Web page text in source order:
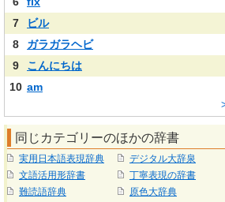
7
ビル
8
ガラガラヘビ
9
こんにちは
10 am
同じカテゴリーのほかの辞書
実用日本語表現辞典
文語活用形辞書
難読語辞典
デジタル大辞泉
丁寧表現の辞書
原色大辞典